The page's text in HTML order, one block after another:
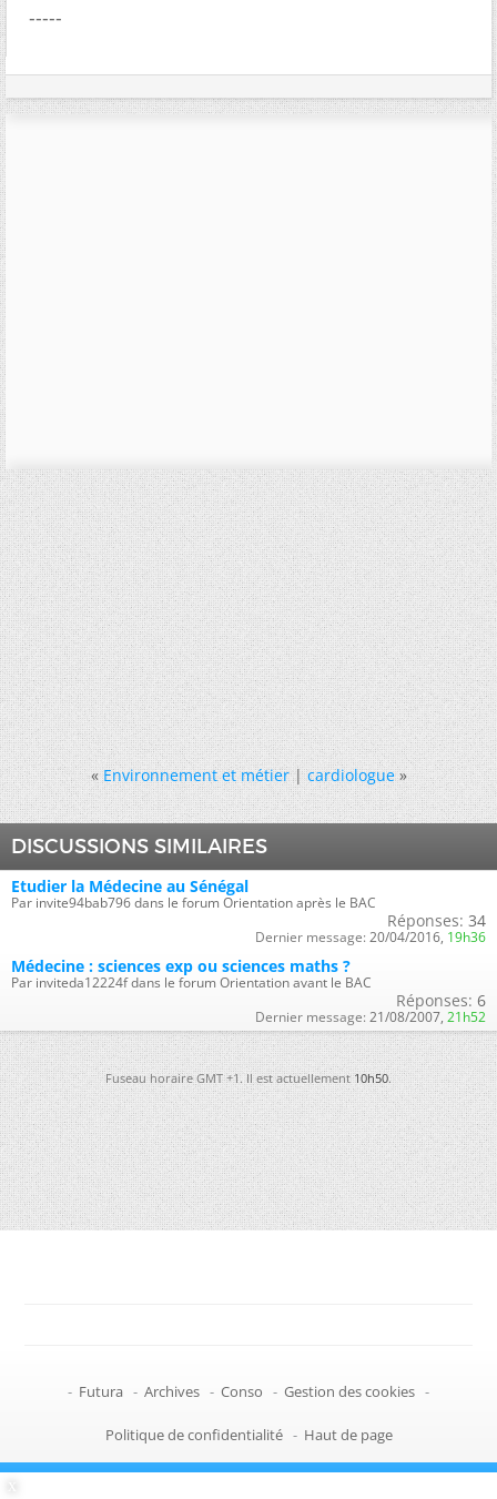
-----
« Environnement et métier|cardiologue »
DISCUSSIONS SIMILAIRES
Etudier la Médecine au Sénégal
Par invite94bab796 dans le forum Orientation après le BAC
Réponses: 34
Dernier message: 20/04/2016, 19h36
Médecine : sciences exp ou sciences maths ?
Par inviteda12224f dans le forum Orientation avant le BAC
Réponses: 6
Dernier message: 21/08/2007, 21h52
Fuseau horaire GMT +1. Il est actuellement10h50.
- Futura - Archives - Conso - Gestion des cookies -
Politique de confidentialité - Haut de page